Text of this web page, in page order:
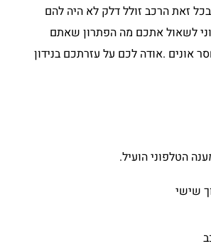
זאת הרכב זולל דלק לא היה להם
לשאול אתכם מה הפתרון שאתם
אונים .אודה לכם על עזרתכם בנידון
הטלפוני הועיל.
שישי